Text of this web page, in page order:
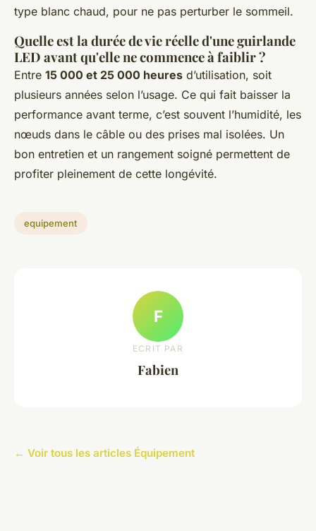
type blanc chaud, pour ne pas perturber le sommeil.
Quelle est la durée de vie réelle d'une guirlande
LED avant qu'elle ne commence à faiblir ?
Entre 15 000 et 25 000 heures d’utilisation, soit
plusieurs années selon l’usage. Ce qui fait baisser la
performance avant terme, c’est souvent l’humidité, les
nœuds dans le câble ou des prises mal isolées. Un
bon entretien et un rangement soigné permettent de
profiter pleinement de cette longévité.
equipement
F
ECRIT PAR
Fabien
← Voir tous les articles Équipement